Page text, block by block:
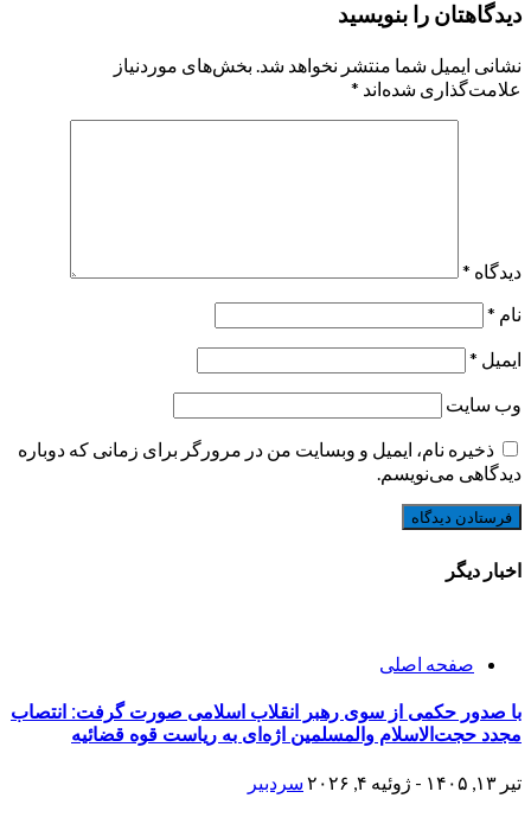
دیدگاهتان را بنویسید
نشانی ایمیل شما منتشر نخواهد شد. بخش‌های موردنیاز
علامت‌گذاری شده‌اند *
دیدگاه *
نام *
ایمیل *
وب‌ سایت
ذخیره نام، ایمیل و وبسایت من در مرورگر برای زمانی که دوباره
دیدگاهی می‌نویسم.
اخبار دیگر
صفحه اصلی
با صدور حکمی از سوی رهبر انقلاب اسلامی صورت گرفت: انتصاب
مجدد حجت‌الاسلام والمسلمین اژه‌ای به ریاست قوه قضائیه
تیر ۱۳, ۱۴۰۵ - ژوئیه ۴, ۲۰۲۶ سردبیر